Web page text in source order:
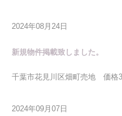
2024年08月24日
新規物件掲載致しました。
千葉市花見川区畑町売地 価格
2024年09月07日